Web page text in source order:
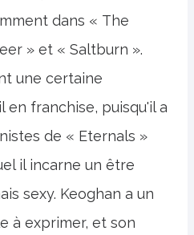
dans « The
» et « Saltburn ».
une certaine
en franchise, puisqu'il a
de « Eternals »
il incarne un être
sexy. Keoghan a un
à exprimer, et son